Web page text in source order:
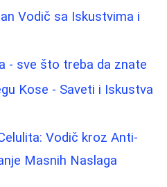
Vodič sa Iskustvima i
- sve što treba da znate
Kose - Saveti i Iskustva
Vodič kroz Anti-
Masnih Naslaga